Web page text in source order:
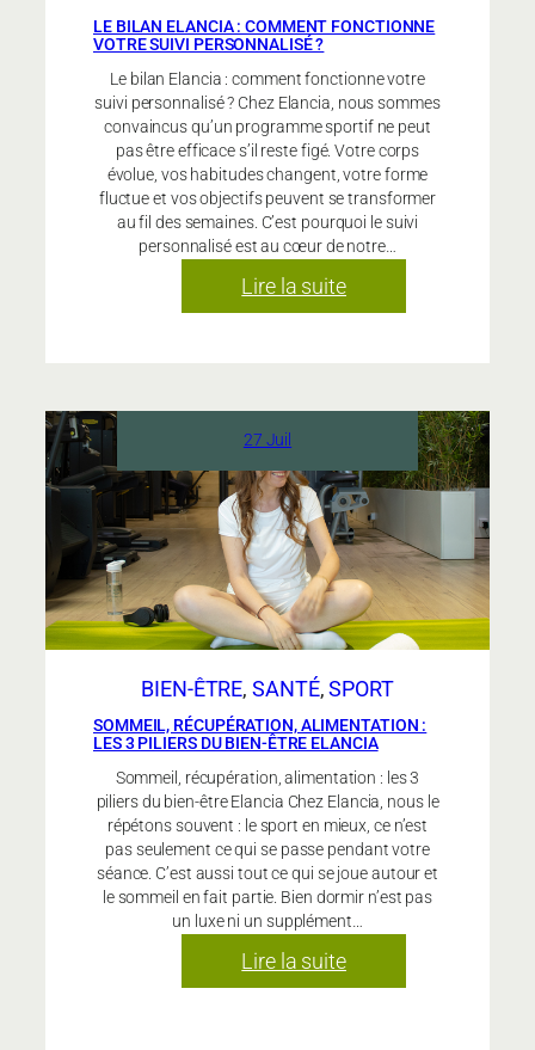
LE BILAN ELANCIA : COMMENT FONCTIONNE
VOTRE SUIVI PERSONNALISÉ ?
Le bilan Elancia : comment fonctionne votre
suivi personnalisé ? Chez Elancia, nous sommes
convaincus qu’un programme sportif ne peut
pas être efficace s’il reste figé. Votre corps
évolue, vos habitudes changent, votre forme
fluctue et vos objectifs peuvent se transformer
au fil des semaines. C’est pourquoi le suivi
personnalisé est au cœur de notre…
Lire la suite:
Le
comment
fonctionne
votre
suivi
personnalisé
?
27 Juil
BIEN-ÊTRE, SANTÉ, SPORT
SOMMEIL, RÉCUPÉRATION, ALIMENTATION :
LES 3 PILIERS DU BIEN-ÊTRE ELANCIA
Sommeil, récupération, alimentation : les 3
piliers du bien-être Elancia Chez Elancia, nous le
répétons souvent : le sport en mieux, ce n’est
pas seulement ce qui se passe pendant votre
séance. C’est aussi tout ce qui se joue autour et
le sommeil en fait partie. Bien dormir n’est pas
un luxe ni un supplément…
Lire la suite:
Sommeil,